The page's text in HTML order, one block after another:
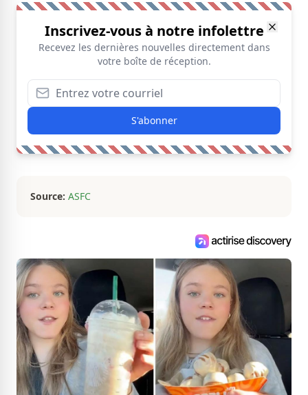
Inscrivez-vous à notre infolettre
Recevez les dernières nouvelles directement dans
votre boîte de réception.
S'abonner
Source: ASFC